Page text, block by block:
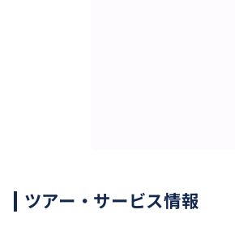
ツアー・サービス情報